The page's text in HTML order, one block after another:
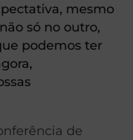
mesmo
só no outro,
podemos ter
de